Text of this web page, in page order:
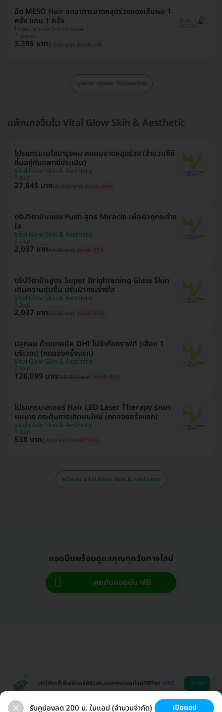
ฉีด MESO Hair ลดอาการขาดหลุดร่วงของเส้มผม 1
ครั้ง แถม 1 ครั้ง
โรงพยาบาลสหวิทยาการมะลิ
บางบอน
3,395 บาท3,500 บาท ประหยัด 3%
ดูหมวด ปลูกผม รักษาผมร่วง
แพ็กเกจอื่นใน Vital Glow Skin & Aesthetic
โปรแกรมเมโสบำรุงผม ลดผมขาดหลุดร่วง (จำนวนซีซี
ขึ้นอยู่กับแพทย์ประเมิน)
Vital Glow Skin & Aesthetic
มีนบุรี
27,645 บาท90,000 บาท ประหยัด 69%
ดริปวิตามินแบบ Push สูตร Miracle เพื่อผิวดูกระจ่าง
ใส
Vital Glow Skin & Aesthetic
มีนบุรี
2,037 บาท4,500 บาท ประหยัด 55%
ดริปวิตามินสูตร Super Brightening Glass Skin
เติมความชุ่มชื้น ปรับผิวกระจ่างใส
Vital Glow Skin & Aesthetic
มีนบุรี
2,037 บาท4,500 บาท ประหยัด 55%
ปลูกผม ด้วยเทคนิค DHI ไม่จำกัดกราฟต์ (เลือก 1
บริเวณ) (ทดลองครั้งแรก)
Vital Glow Skin & Aesthetic
มีนบุรี
126,099 บาท260,000 บาท ประหยัด 52%
โปรแกรมเลเซอร์ Hair LED Laser Therapy รักษา
ผมบาง กระตุ้นการเกิดผมใหม่ (ทดลองครั้งแรก)
Vital Glow Skin & Aesthetic
มีนบุรี
538 บาท2,000 บาท ประหยัด 73%
หน้ารวม Vital Glow Skin & Aesthetic
แอดมินพร้อมดูแลคุณทุกวันทางไลน์
คุยกับแอดมิน ฟรี!
เราใช้คุกกี้เพื่อให้คุณได้รับประสบการณ์ออนไลน์ที่ดีที่สุด ได้ที่นี่ ตกลง
รับคูปองลด 200 บ. ในแอป (จำนวนจำกัด) เปิดแอป